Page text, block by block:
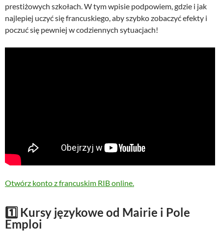
prestiżowych szkołach. W tym wpisie podpowiem, gdzie i jak
najlepiej uczyć się francuskiego, aby szybko zobaczyć efekty i
poczuć się pewniej w codziennych sytuacjach!
Otwórz konto z francuskim RIB online.
1️⃣ Kursy językowe od Mairie i Pole
Emploi